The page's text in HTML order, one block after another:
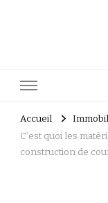
Accueil
C’est quoi les
construction de